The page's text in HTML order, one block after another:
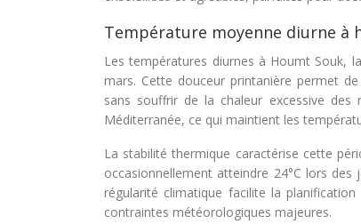
Température moyenne diurne à
Les températures diurnes à Houmt Souk,
mars. Cette douceur printanière permet
sans souffrir de la chaleur excessive des
Méditerranée, ce qui maintient les
La stabilité thermique caractérise cette
occasionnellement atteindre 24°C lors
régularité climatique facilite la
contraintes météorologiques majeures.